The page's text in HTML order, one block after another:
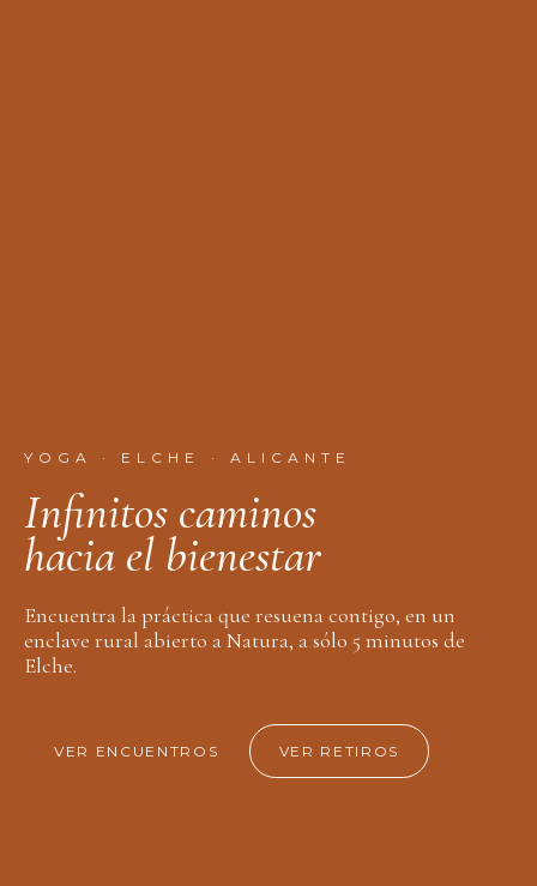
YOGA · ELCHE · ALICANTE
Infnitos caminos
hacia el bienestar
Encuentra la práctica que resuena contigo, en un
enclave rural abierto a Natura, a sólo 5 minutos de
Elche.
VER ENCUENTROS VER RETIROS